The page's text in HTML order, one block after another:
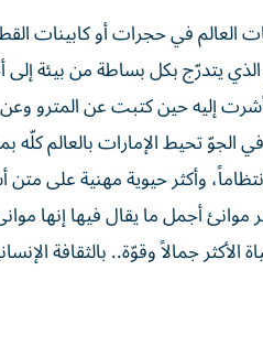
العالم في حجرات أو كابينات
الذي يتدرّج بكل بساطة من بيئة
إليه حين كتبت عن المترو وعن
الجوّ تحيط الإمارات بالعالم
وأكثر حيوية مهنية على
موانئ أجمل ما يقال فيها إنها
جمالاً وقوّة.. بالثقافة